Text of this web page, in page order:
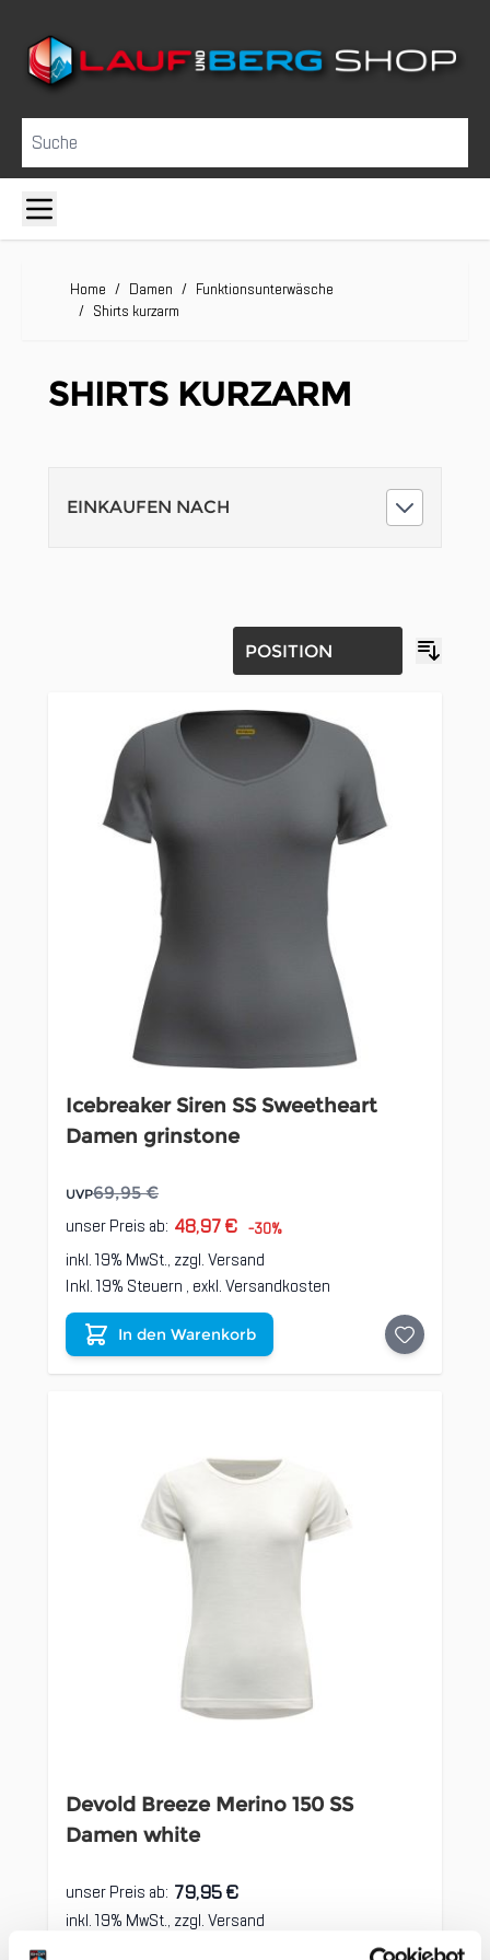
Suche
Home / Damen / Funktionsunterwäsche
/ Shirts kurzarm
SHIRTS KURZARM
EINKAUFEN NACH
Icebreaker Siren SS Sweetheart
Damen grinstone
UVP69,95 €
unser Preis ab: 48,97 € -30%
inkl. 19% MwSt., zzgl.Versand
Inkl. 19% Steuern , exkl.Versandkosten
In den Warenkorb
Devold Breeze Merino 150 SS
Damen white
unser Preis ab: 79,95 €
inkl. 19% MwSt., zzgl.Versand